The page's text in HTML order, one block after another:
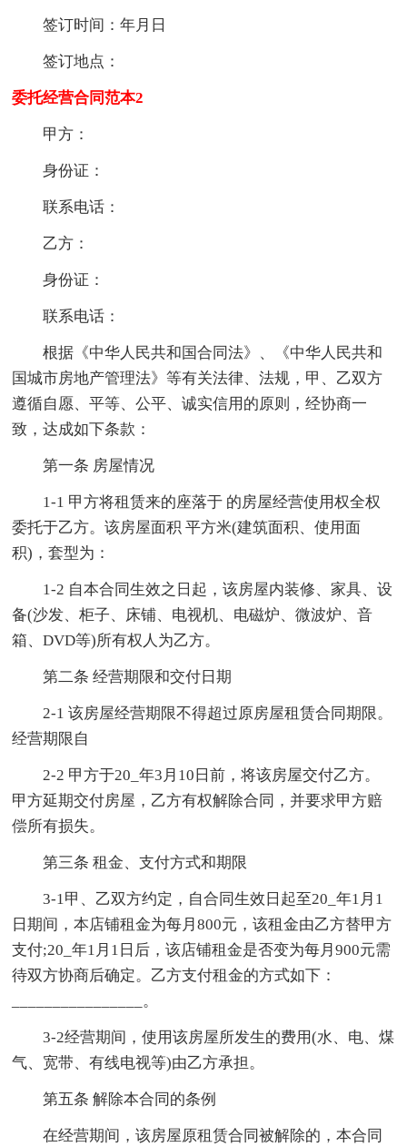
签订时间：年月日
签订地点：
委托经营合同范本2
甲方：
身份证：
联系电话：
乙方：
身份证：
联系电话：
根据《中华人民共和国合同法》、《中华人民共和
国城市房地产管理法》等有关法律、法规，甲、乙双方
遵循自愿、平等、公平、诚实信用的原则，经协商一
致，达成如下条款：
第一条 房屋情况
1-1 甲方将租赁来的座落于 的房屋经营使用权全权
委托于乙方。该房屋面积 平方米(建筑面积、使用面
积)，套型为：
1-2 自本合同生效之日起，该房屋内装修、家具、设
备(沙发、柜子、床铺、电视机、电磁炉、微波炉、音
箱、DVD等)所有权人为乙方。
第二条 经营期限和交付日期
2-1 该房屋经营期限不得超过原房屋租赁合同期限。
经营期限自
2-2 甲方于20_年3月10日前，将该房屋交付乙方。
甲方延期交付房屋，乙方有权解除合同，并要求甲方赔
偿所有损失。
第三条 租金、支付方式和期限
3-1甲、乙双方约定，自合同生效日起至20_年1月1
日期间，本店铺租金为每月800元，该租金由乙方替甲方
支付;20_年1月1日后，该店铺租金是否变为每月900元需
待双方协商后确定。乙方支付租金的方式如下：
________________。
3-2经营期间，使用该房屋所发生的费用(水、电、煤
气、宽带、有线电视等)由乙方承担。
第五条 解除本合同的条例
在经营期间，该房屋原租赁合同被解除的，本合同